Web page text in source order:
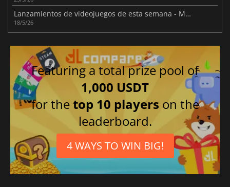
Lanzamientos de videojuegos de esta semana - Mayo 2026 (Semana 21)
18/5/26
Featuring a total prize pool of
1,000 USDT
for thetop 10 players on the
leaderboard.
4 WAYS TO WIN BIG!